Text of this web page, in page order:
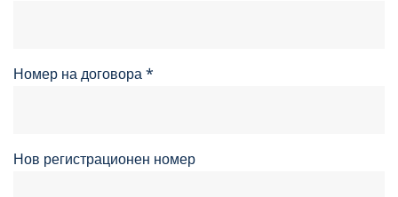
Номер на договора*
Нов регистрационен номер